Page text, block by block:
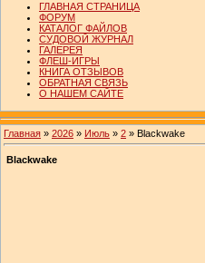
ГЛАВНАЯ СТРАНИЦА
ФОРУМ
КАТАЛОГ ФАЙЛОВ
СУДОВОЙ ЖУРНАЛ
ГАЛЕРЕЯ
ФЛЕШ-ИГРЫ
КНИГА ОТЗЫВОВ
ОБРАТНАЯ СВЯЗЬ
О НАШЕМ САЙТЕ
Главная » 2026 » Июль » 2 » Blackwake
Blackwake